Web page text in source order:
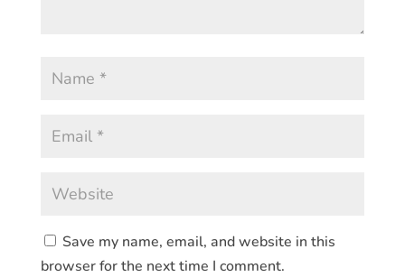
Save my name, email, and website in this
browser for the next time I comment.